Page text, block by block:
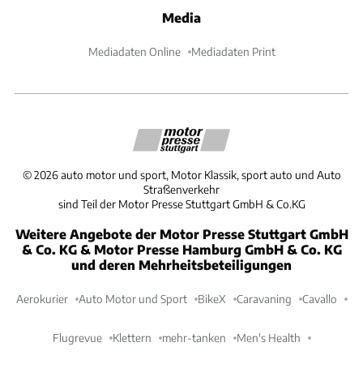
Media
Mediadaten Online Mediadaten Print
©2026 auto motor und sport, Motor Klassik, sport auto und Auto
Straßenverkehr
sind Teil der Motor Presse Stuttgart GmbH & Co.KG
Weitere Angebote der Motor Presse Stuttgart GmbH
& Co. KG & Motor Presse Hamburg GmbH & Co. KG
und deren Mehrheitsbeteiligungen
Aerokurier Auto Motor und Sport BikeX Caravaning Cavallo
Flugrevue Klettern mehr-tanken Men's Health